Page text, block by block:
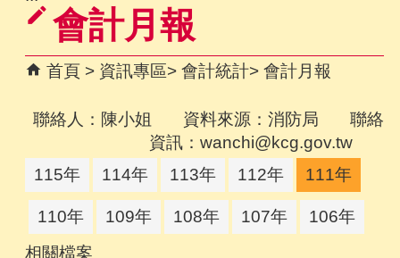
會計月報
首頁 資訊專區 會計統計 會計月報
聯絡人：陳小姐 資料來源：消防局 聯絡
資訊：wanchi@kcg.gov.tw
115年
114年 113年 112年 111年
110年 109年 108年 107年
106年
相關檔案